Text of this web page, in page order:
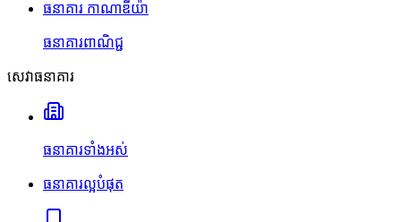
ធនាគារ កាណាឌីយ៉ា
ធនាគារពាណិជ្ជ
សេវាធនាគារ
ធនាគារទាំងអស់
ធនាគារល្អបំផុត